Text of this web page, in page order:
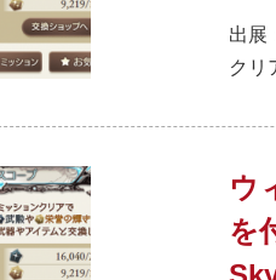
出展
クリ
ウ
を